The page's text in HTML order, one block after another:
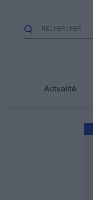
Actualité